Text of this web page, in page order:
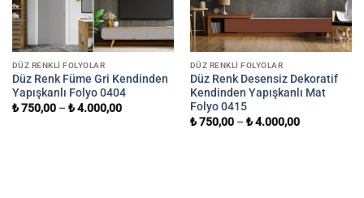
DÜZ RENKLI FOLYOLAR
Düz Renk Füme Gri Kendinden
Yapışkanlı Folyo 0404
₺750,00– ₺4.000,00
DÜZ RENKLI FOLYOLAR
Düz Renk Desensiz Dekoratif
Kendinden Yapışkanlı Mat
Folyo 0415
₺750,00– ₺4.000,00